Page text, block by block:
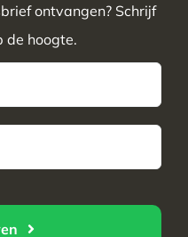
ontvangen? Schrijf
de hoogte.